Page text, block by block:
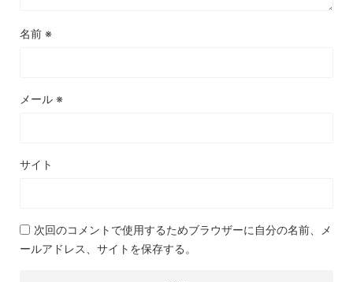
名前 ※
メール ※
サイト
次回のコメントで使用するためブラウザーに自分の名前、メ
ールアドレス、サイトを保存する。